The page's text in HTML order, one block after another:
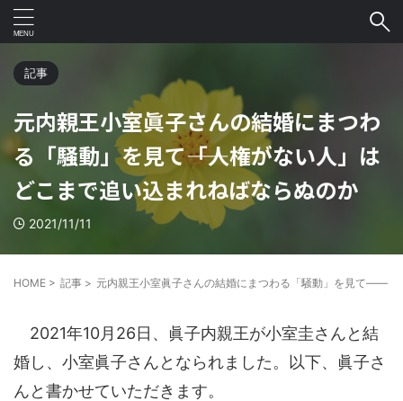
記事
元内親王小室眞子さんの結婚にまつわ
る「騒動」を見て――「人権がない人」は
どこまで追い込まれねばならぬのか
2021/11/11
HOME > 記事 > 元内親王小室眞子さんの結婚にまつわる「騒動」を見て――「
2021年10月26日、眞子内親王が小室圭さんと結
婚し、小室眞子さんとなられました。以下、眞子さ
んと書かせていただきます。